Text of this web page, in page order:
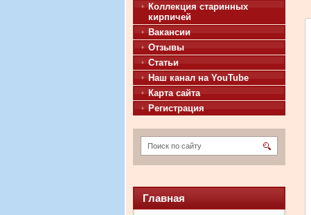
Коллекция старинных
кирпичей
Вакансии
Отзывы
Статьи
Наш канал на YouTube
Карта сайта
Регистрация
Главная